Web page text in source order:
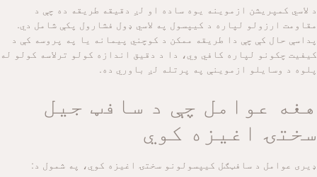
د لاسي کمپریشن ازموینه یوه ساده او لږ دقیقه طریقه ده چې د
مقاومت ارزولو لپاره د کیپسول په لاسي ډول فشارول پکې شامل دي.
پداسې حال کې چې دا طریقه ممکن د کوچني پیمانه یا په پروسه کې د
کیفیت چکونو لپاره کافي وي، دا د دقیق اندازه کولو ترلاسه کولو له
پلوه د وسایلو ازموینې په پرتله لږ باوري ده.
هغه عوامل چې د سافټ جیل
سختۍ اغیزه کوي
ډیری عوامل د سافټګل کیپسولونو سختۍ اغیزه کوي، په شمول د: